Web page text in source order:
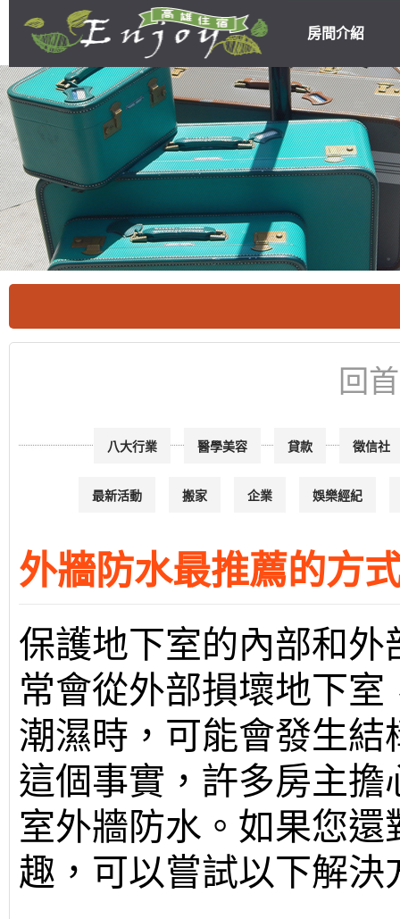
房間介紹
高雄民宿住宿
優惠
回
徵信社
貸款
醫學美容
八大行業
娛樂經紀
企業
搬家
最新活動
外牆防水最推薦的方
保護地下室的內部和
常會從外部損壞地下
潮濕時，可能會發生
這個事實，許多房主
室外牆防水。如果您
趣，可以嘗試以下解決